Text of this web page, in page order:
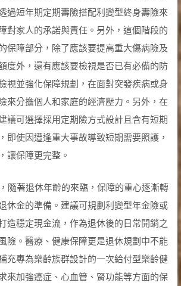
過短年期定期壽險搭配利變型終身壽險來
對家人的承諾與責任。另外，這個階段的
保障部分，除了應該要提高重大傷病險及
度外，還有應該要檢視是否已有必備的防
視並強化保障規劃，在面對突發疾病或身
來分擔個人和家庭的經濟壓力。另外，在
議可選擇採用定期險方式設計且含有短期
即使因遭逢重大事故導致短期需要照護，
讓保障更完整。
隨著退休年齡的來臨，保障的重心逐漸轉
休金的準備。建議可規劃利變型年金險或
造穩定現金流，作為退休後的日常開銷之
險。醫療、健康保障更是退休規劃中不能
充專為樂齡族群設計的一次給付型樂齡健
來加強癌症、心血管、腎功能等方面的保